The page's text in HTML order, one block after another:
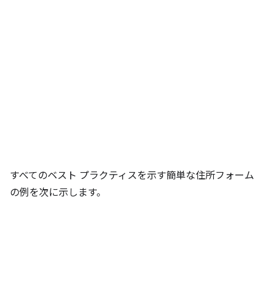
すべてのベスト プラクティスを示す簡単な住所フォーム
の例を次に示します。